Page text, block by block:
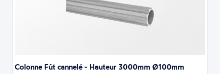
Colonne Fût cannelé - Hauteur 3000mm Ø100mm